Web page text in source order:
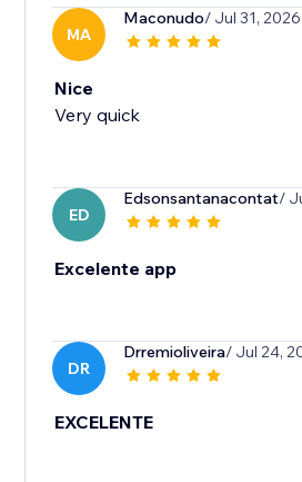
MA
Maconudo/ Jul 31, 2026
Nice
Very quick
ED
Edsonsantanacontat/
Excelente app
DR
Drremioliveira/ Jul 24,
EXCELENTE